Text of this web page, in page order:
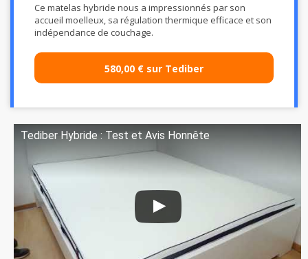
Ce matelas hybride nous a impressionnés par son
accueil moelleux, sa régulation thermique efficace et son
indépendance de couchage.
580,00 € sur Tediber
Tediber Hybride : Test et Avis Honnête